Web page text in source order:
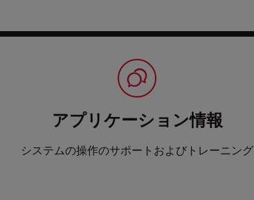
アプリケーション情報
システムの操作のサポートおよびトレーニング